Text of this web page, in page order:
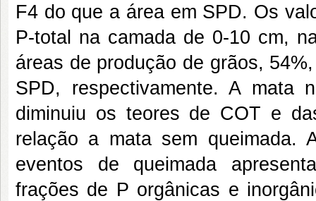
F4 do que a área em SPD. Os
P-total na camada de 0-10 cm,
áreas de produção de grãos,
SPD, respectivamente. A mata
diminuiu os teores de COT e
relação a mata sem queimada.
eventos de queimada
frações de P orgânicas e